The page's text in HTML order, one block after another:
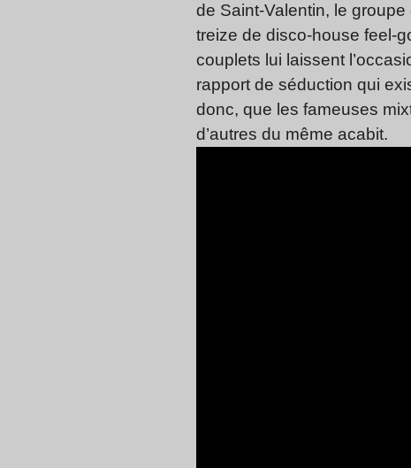
de Saint-Valentin, le
treize de disco-house feel-
couplets lui laissent
rapport de séduction qui
donc, que les fameuses
d’autres du même acabit.